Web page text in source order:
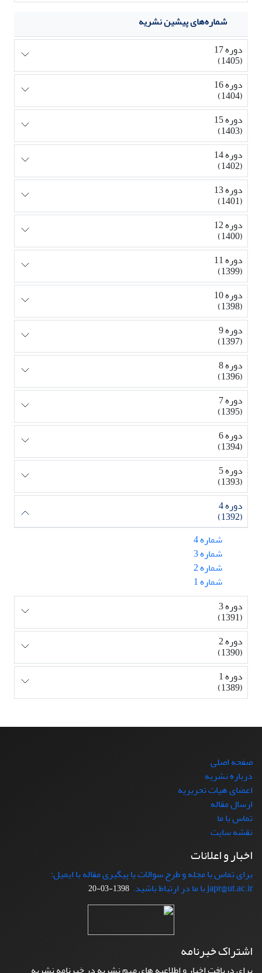
شماره‌های پیشین نشریه
دوره 17
(1405)
دوره 16
(1404)
دوره 15
(1403)
دوره 14
(1402)
دوره 13
(1401)
دوره 12
(1400)
دوره 11
(1399)
دوره 10
(1398)
دوره 9
(1397)
دوره 8
(1396)
دوره 7
(1395)
دوره 6
(1394)
دوره 5
(1393)
دوره 4
(1392)
شماره 4
شماره 3
شماره 2
شماره 1
دوره 3
(1391)
دوره 2
(1390)
دوره 1
(1389)
صفحه اصلی
درباره نشریه
اعضای هیات تحریریه
ارسال مقاله
تماس با ما
نقشه سایت
اخبار و اعلانات
برای تماس با مجله و طرح سوالات یا پیگیری مقاله با ایمیل:
japr@ut.ac.ir با ما در ارتباط باشید.
1398-03-20
اشتراک خبرنامه